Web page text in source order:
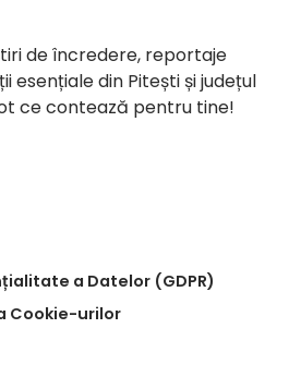
de încredere, reportaje
esențiale din Pitești și județul
ce contează pentru tine!
a Datelor (GDPR)
Cookie-urilor